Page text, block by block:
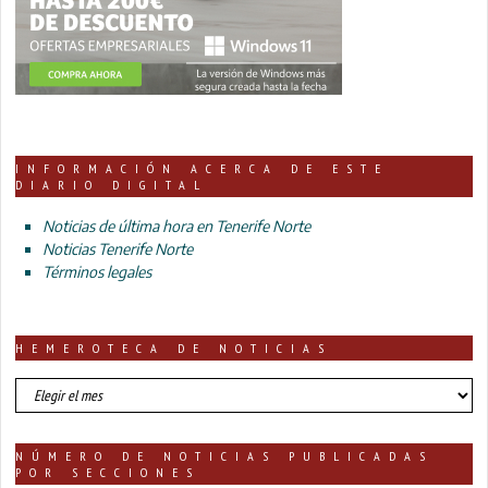
INFORMACIÓN ACERCA DE ESTE
DIARIO DIGITAL
Noticias de última hora en Tenerife Norte
Noticias Tenerife Norte
Términos legales
HEMEROTECA DE NOTICIAS
HEMEROTECA
DE
NÚMERO DE NOTICIAS PUBLICADAS
POR SECCIONES